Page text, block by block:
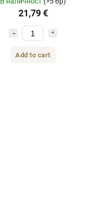
21,79 €
Add to cart